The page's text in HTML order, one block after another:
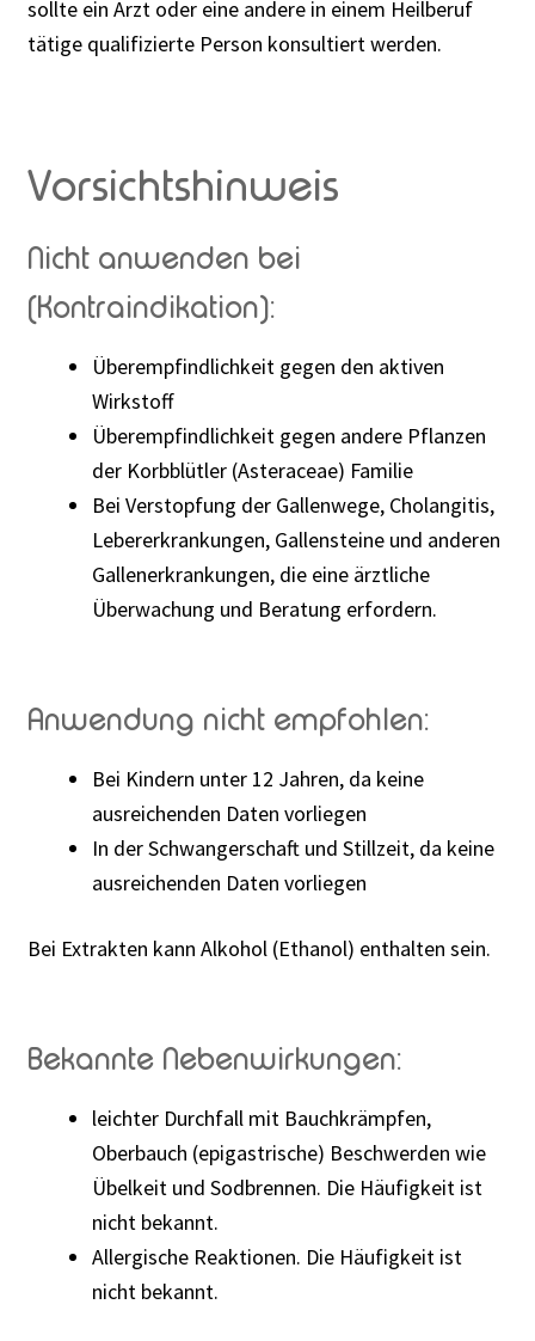
sollte ein Arzt oder eine andere in einem Heilberuf
tätige qualifizierte Person konsultiert werden.
Vorsichtshinweis
Nicht anwenden bei
(Kontraindikation):
Überempfindlichkeit gegen den aktiven
Wirkstoff
Überempfindlichkeit gegen andere Pflanzen
der Korbblütler (Asteraceae) Familie
Bei Verstopfung der Gallenwege, Cholangitis,
Lebererkrankungen, Gallensteine und anderen
Gallenerkrankungen, die eine ärztliche
Überwachung und Beratung erfordern.
Anwendung nicht empfohlen:
Bei Kindern unter 12 Jahren, da keine
ausreichenden Daten vorliegen
In der Schwangerschaft und Stillzeit, da keine
ausreichenden Daten vorliegen
Bei Extrakten kann Alkohol (Ethanol) enthalten sein.
Bekannte Nebenwirkungen:
leichter Durchfall mit Bauchkrämpfen,
Oberbauch (epigastrische) Beschwerden wie
Übelkeit und Sodbrennen. Die Häufigkeit ist
nicht bekannt.
Allergische Reaktionen. Die Häufigkeit ist
nicht bekannt.